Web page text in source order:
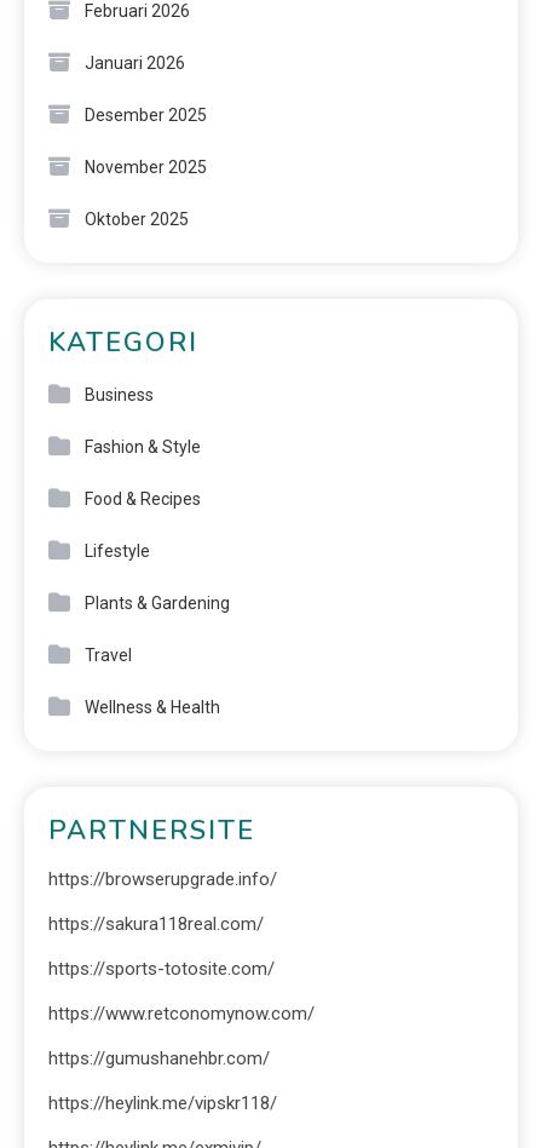
Februari 2026
Januari 2026
Desember 2025
November 2025
Oktober 2025
KATEGORI
Business
Fashion & Style
Food & Recipes
Lifestyle
Plants & Gardening
Travel
Wellness & Health
PARTNERSITE
https://browserupgrade.info/
https://sakura118real.com/
https://sports-totosite.com/
https://www.retconomynow.com/
https://gumushanehbr.com/
https://heylink.me/vipskr118/